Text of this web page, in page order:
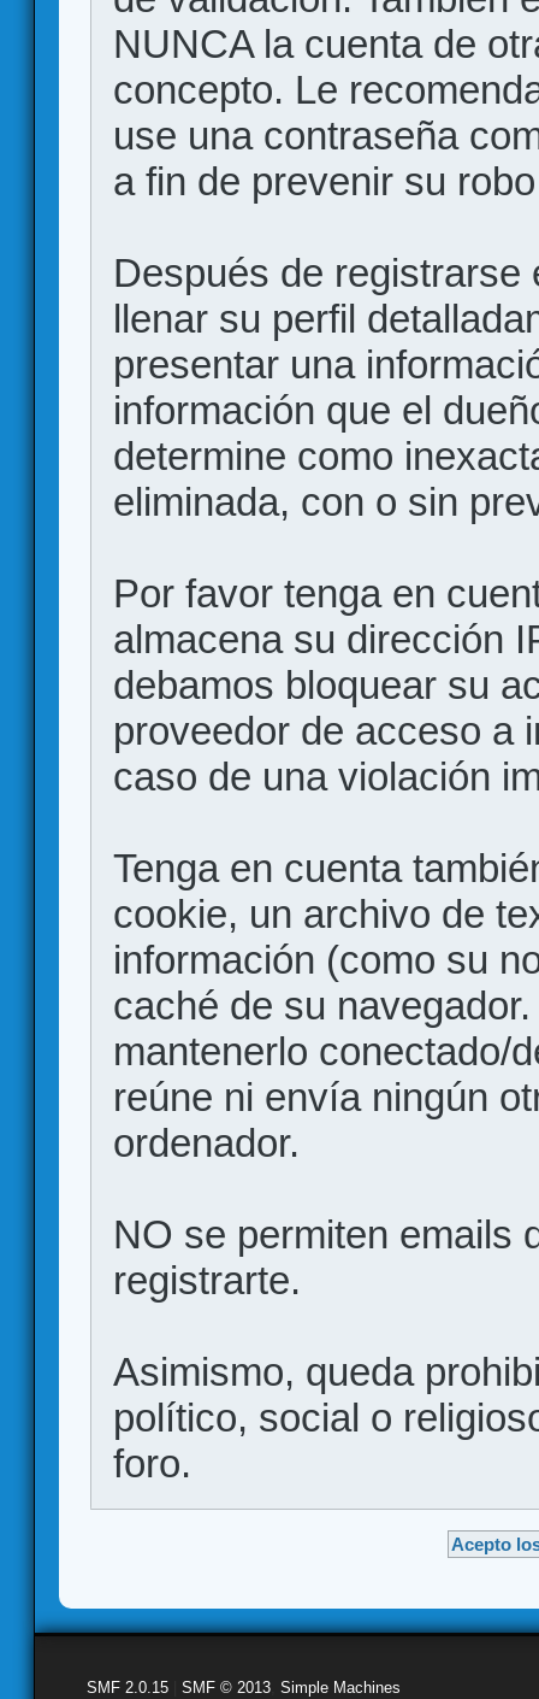
NUNCA la cuenta de
concepto. Le
use una contraseña
a fin de prevenir su
Después de registrarse
llenar su perfil
presentar una
información que el
determine como
eliminada, con o sin
Por favor tenga en
almacena su dirección
debamos bloquear su
proveedor de acceso a
caso de una violación
Tenga en cuenta
cookie, un archivo de
información (como su
caché de su
mantenerlo conectado/
reúne ni envía ningún
ordenador.
NO se permiten emails
registrarte.
Asimismo, queda
político, social o
foro.
SMF 2.0.15 SMF © 2013 Simple Machines